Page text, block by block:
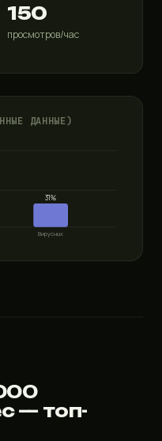
150
просмотров/час
ДАННЫЕ)
31%
Вирусных
— топ-